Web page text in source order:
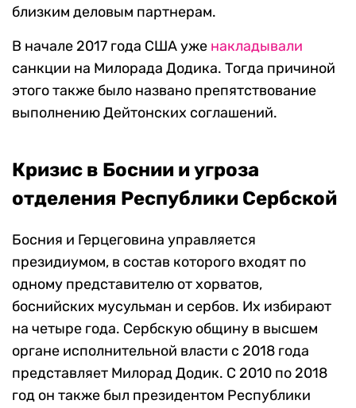
близким деловым партнерам.
В начале 2017 года США уже накладывали
санкции на Милорада Додика. Тогда причиной
этого также было названо препятствование
выполнению Дейтонских соглашений.
Кризис в Боснии и угроза
отделения Республики Сербской
Босния и Герцеговина управляется
президиумом, в состав которого входят по
одному представителю от хорватов,
боснийских мусульман и сербов. Их избирают
на четыре года. Сербскую общину в высшем
органе исполнительной власти с 2018 года
представляет Милорад Додик. С 2010 по 2018
год он также был президентом Республики